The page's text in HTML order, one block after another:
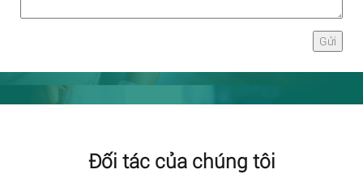
Đối tác của chúng tôi